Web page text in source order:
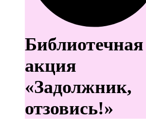
Библиотечная
акция
«Задолжник,
отзовись!»